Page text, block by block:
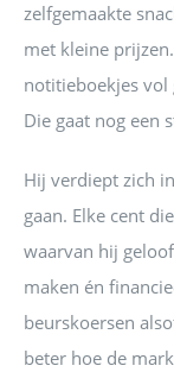
zelfgemaakte
met kleine
notitieboekjes vol
Die gaat nog een
Hij verdiept zich
gaan. Elke cent
waarvan hij
maken én
beurskoersen
beter hoe de